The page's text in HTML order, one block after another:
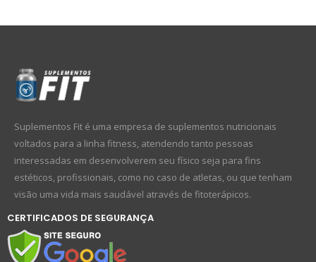
Suplementos Fit é uma empresa de suplementos nutricionais
voltados para a linha fitness, atendendo tanto pessoas
interessadas em desenvolverem seu físico seja para fins
estéticos, profissionais, como no caso de atletas, ou que tenham
visão uma vida mais saudável através de fitoterápicos.
CERTIFICADOS DE SEGURANÇA